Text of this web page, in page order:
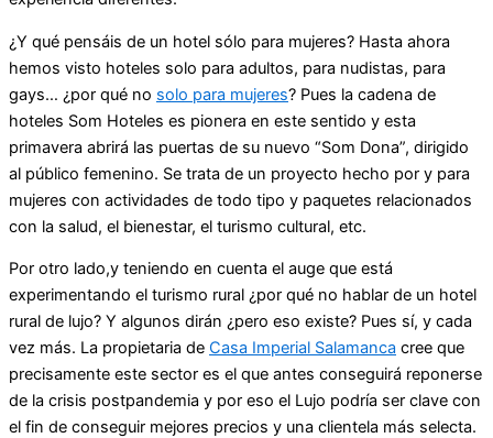
¿Y qué pensáis de un hotel sólo para mujeres? Hasta ahora
hemos visto hoteles solo para adultos, para nudistas, para
gays… ¿por qué no solo para mujeres? Pues la cadena de
hoteles Som Hoteles es pionera en este sentido y esta
primavera abrirá las puertas de su nuevo “Som Dona”, dirigido
al público femenino. Se trata de un proyecto hecho por y para
mujeres con actividades de todo tipo y paquetes relacionados
con la salud, el bienestar, el turismo cultural, etc.
Por otro lado,y teniendo en cuenta el auge que está
experimentando el turismo rural ¿por qué no hablar de un hotel
rural de lujo? Y algunos dirán ¿pero eso existe? Pues sí, y cada
vez más. La propietaria de Casa Imperial Salamanca cree que
precisamente este sector es el que antes conseguirá reponerse
de la crisis postpandemia y por eso el Lujo podría ser clave con
el fin de conseguir mejores precios y una clientela más selecta.